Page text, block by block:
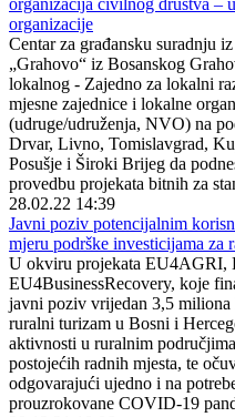
organizacija civilnog društva –
organizacije
Centar za građansku suradnju
„Grahovo“ iz Bosanskog
lokalnog - Zajedno za lokalni
mjesne zajednice i lokalne
(udruge/udruženja, NVO) na
Drvar, Livno, Tomislavgrad,
Posušje i Široki Brijeg da
provedbu projekata bitnih za
28.02.22 14:39
Javni poziv potencijalnim
mjeru podrške investicijama za
U okviru projekata EU4AGRI,
EU4BusinessRecovery, koje
javni poziv vrijedan 3,5
ruralni turizam u Bosni i
aktivnosti u ruralnim
postojećih radnih mjesta, te
odgovarajući ujedno i na
prouzrokovane COVID-19